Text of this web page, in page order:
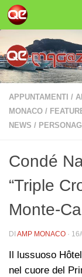
Salta al
APPUNTAMENTI /
MONACO /
NEWS /
Condé
“Triple
Monte-
DI AMP MONACO ·
Il lussuoso
nel cuore del